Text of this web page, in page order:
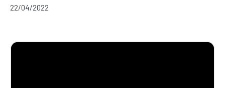
22/04/2022